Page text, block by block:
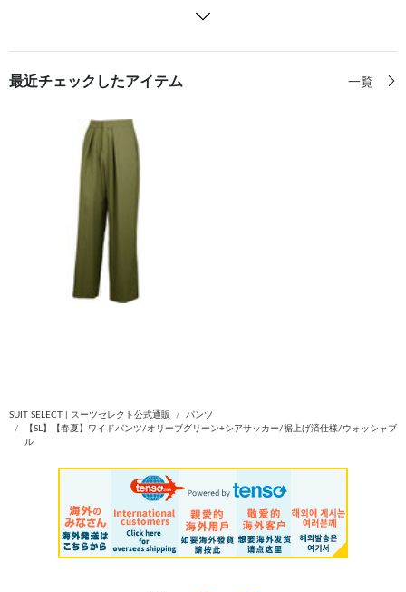
最近チェックしたアイテム 一覧
SUIT SELECT | スーツセレクト公式通販
パンツ
【SL】【春夏】ワイドパンツ/オリーブグリーン+シアサッカー/裾上げ済仕様/ウォッシャブ
ル